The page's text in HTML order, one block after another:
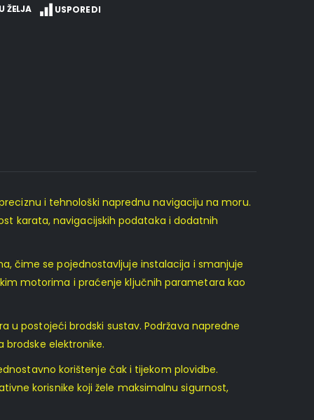
ŽELJA USPOREDI
i tehnološki naprednu navigaciju na moru.
karata, navigacijskih podataka i dodatnih
čime se pojednostavljuje instalacija i smanjuje
motorima i praćenje ključnih parametara kao
u postojeći brodski sustav. Podržava napredne
elektronike.
korištenje čak i tijekom plovidbe.
korisnike koji žele maksimalnu sigurnost,